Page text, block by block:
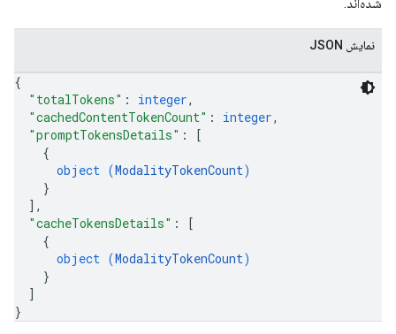
نمایش JSON
{
"totalTokens" : integer,
"cachedContentTokenCount" : integer,
"promptTokensDetails" :
[
{
object (ModalityTokenCount)
}
] ,
"cacheTokensDetails" :
[
{
object (ModalityTokenCount)
}
]
}